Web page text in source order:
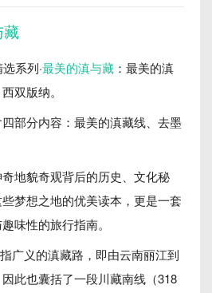
藏
系列·最美的滇与藏 ：最美的滇
双版纳。
四部分内容：最美的滇藏线、去墨
地貌奇观背后的历史、文化秘
梦想之地的优美读本，更是一套
味性的旅行指南。
广义的滇藏路，即由云南丽江到
此也囊括了一段川藏南线（318